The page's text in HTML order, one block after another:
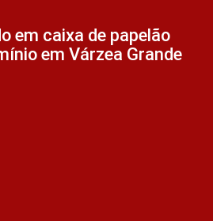
em caixa de papelão
em Várzea Grande